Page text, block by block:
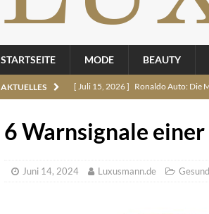
STARTSEITE MODE BEAUTY
AKTUELLES [ Juli 15, 2026 ] Ronaldo Auto: Die
[ Juli 15, 2026 ] Seltene
6 Warnsignale
Juni 14, 2024 Luxusmann.de